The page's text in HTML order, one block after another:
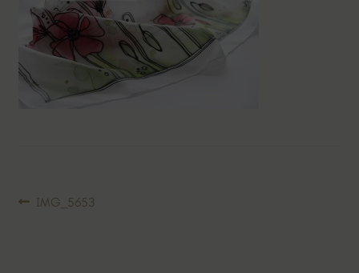
Navigácia
Predchádzajúci
IMG_5653